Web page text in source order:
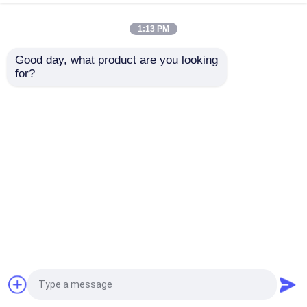
Plastikaluminiumkappen-und des
Gummistopfen-300 Sätzen
1:13 PM
Good day, what product are you looking
for?